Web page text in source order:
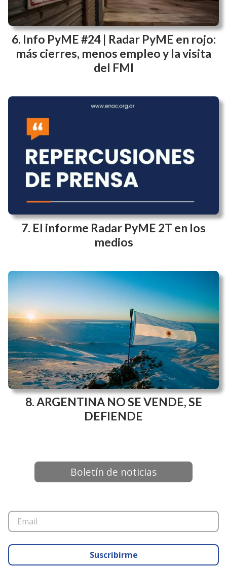
Info PyME #24 | Radar PyME en rojo:
más cierres, menos empleo y la visita
del FMI
El informe Radar PyME 2T en los
medios
ARGENTINA NO SE VENDE, SE
DEFIENDE
Boletín de noticias
Suscribirme